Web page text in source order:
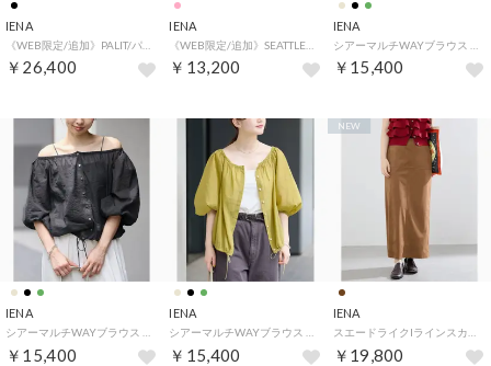
IENA
￥26,400
IENA
￥13,200
IENA
￥15,400
IENA
￥15,400
IENA
￥15,400
IENA
￥19,800
NEW